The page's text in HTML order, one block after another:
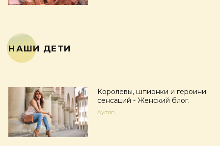
НАШИ ДЕТИ
Королевы, шпионки и героини
сенсаций - Женский блог.
Ayrton